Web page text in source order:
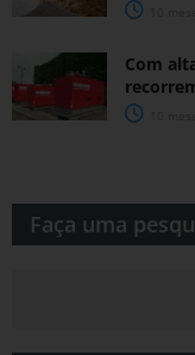
Com
Faça uma